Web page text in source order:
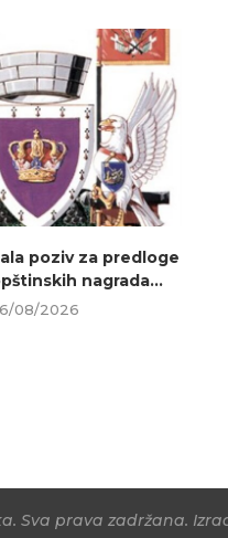
poziv za predloge
nagrada...
08/2026
Sva prava zadržana.